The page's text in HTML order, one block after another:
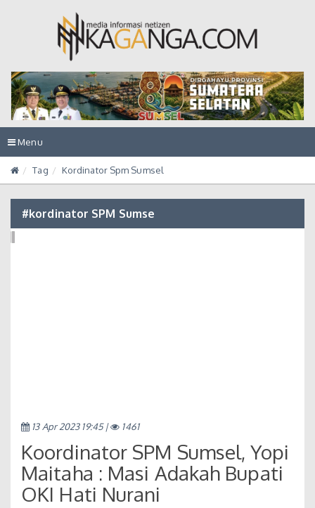
Toggle
navigation
Menu
Tag Kordinator Spm Sumsel
#kordinator SPM Sumse
13 Apr 2023 19:45 | 1461
Koordinator SPM Sumsel, Yopi
Maitaha : Masi Adakah Bupati
OKI Hati Nurani